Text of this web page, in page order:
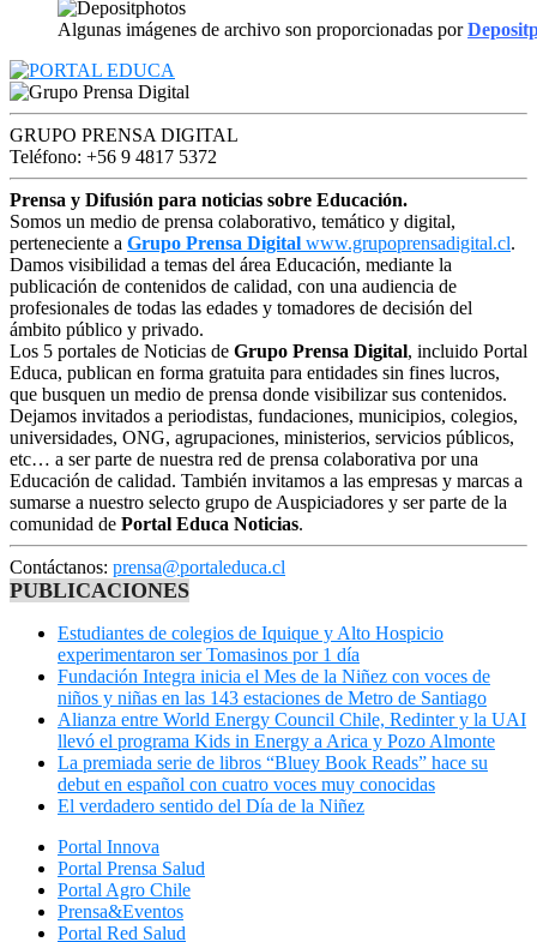
Algunas imágenes de archivo son proporcionadas por
GRUPO PRENSA DIGITAL
Teléfono: +56 9 4817 5372
Prensa y Difusión para noticias sobre Educación.
Somos un medio de prensa colaborativo, temático y digital,
perteneciente a Grupo Prensa Digital www.grupoprensadigital.cl.
Damos visibilidad a temas del área Educación, mediante la
publicación de contenidos de calidad, con una audiencia de
profesionales de todas las edades y tomadores de decisión del
ámbito público y privado.
Los 5 portales de Noticias de Grupo Prensa Digital, incluido Portal
Educa, publican en forma gratuita para entidades sin fines lucros,
que busquen un medio de prensa donde visibilizar sus contenidos.
Dejamos invitados a periodistas, fundaciones, municipios, colegios,
universidades, ONG, agrupaciones, ministerios, servicios públicos,
etc… a ser parte de nuestra red de prensa colaborativa por una
Educación de calidad. También invitamos a las empresas y marcas a
sumarse a nuestro selecto grupo de Auspiciadores y ser parte de la
comunidad de Portal Educa Noticias.
Contáctanos: prensa@portaleduca.cl
PUBLICACIONES
Estudiantes de colegios de Iquique y Alto Hospicio
experimentaron ser Tomasinos por 1 día
Fundación Integra inicia el Mes de la Niñez con voces de
niños y niñas en las 143 estaciones de Metro de Santiago
Alianza entre World Energy Council Chile, Redinter y la UAI
llevó el programa Kids in Energy a Arica y Pozo Almonte
La premiada serie de libros “Bluey Book Reads” hace su
debut en español con cuatro voces muy conocidas
El verdadero sentido del Día de la Niñez
Portal Innova
Portal Prensa Salud
Portal Agro Chile
Prensa&Eventos
Portal Red Salud